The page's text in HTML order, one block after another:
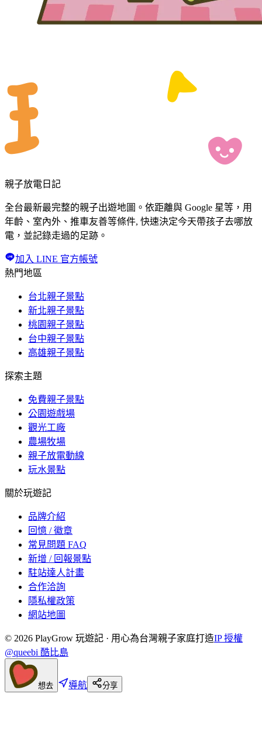
親子放電日記
全台最新最完整的親子出遊地圖。依距離與 Google 星等，用
年齡、室內外、推車友善等條件, 快速決定今天帶孩子去哪放
電，並記錄走過的足跡。
加入 LINE 官方帳號
熱門地區
台北親子景點
新北親子景點
桃園親子景點
台中親子景點
高雄親子景點
探索主題
免費親子景點
公園遊戲場
觀光工廠
農場牧場
親子放電動線
玩水景點
關於玩遊記
品牌介紹
回憶 / 徽章
常見問題 FAQ
新增 / 回報景點
駐站達人計畫
合作洽詢
隱私權政策
網站地圖
© 2026 PlayGrow 玩遊記 · 用心為台灣親子家庭打造IP 授權
@queebi 酷比島
想去 導航 分享